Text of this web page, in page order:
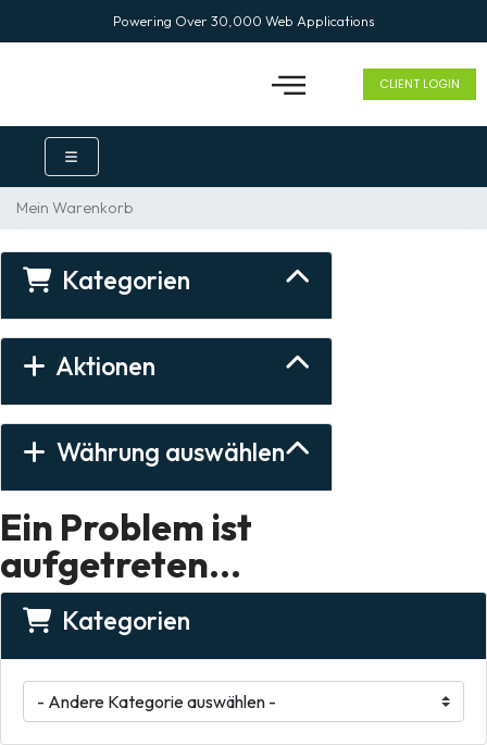
Powering Over 30,000 Web Applications
CLIENT LOGIN
Mein Warenkorb
Kategorien
Aktionen
Währung auswählen
Ein Problem ist
aufgetreten...
Kategorien